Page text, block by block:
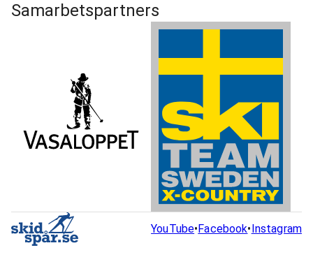
Samarbetspartners
YouTube•Facebook•Instagram